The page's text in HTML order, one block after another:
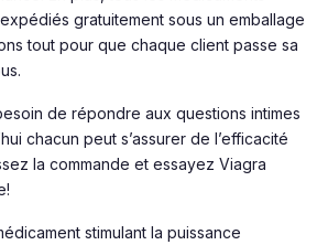
gratuitement sous un emballage
tout pour que chaque client passe sa
de répondre aux questions intimes
chacun peut s’assurer de l’efficacité
la commande et essayez Viagra
stimulant la puissance